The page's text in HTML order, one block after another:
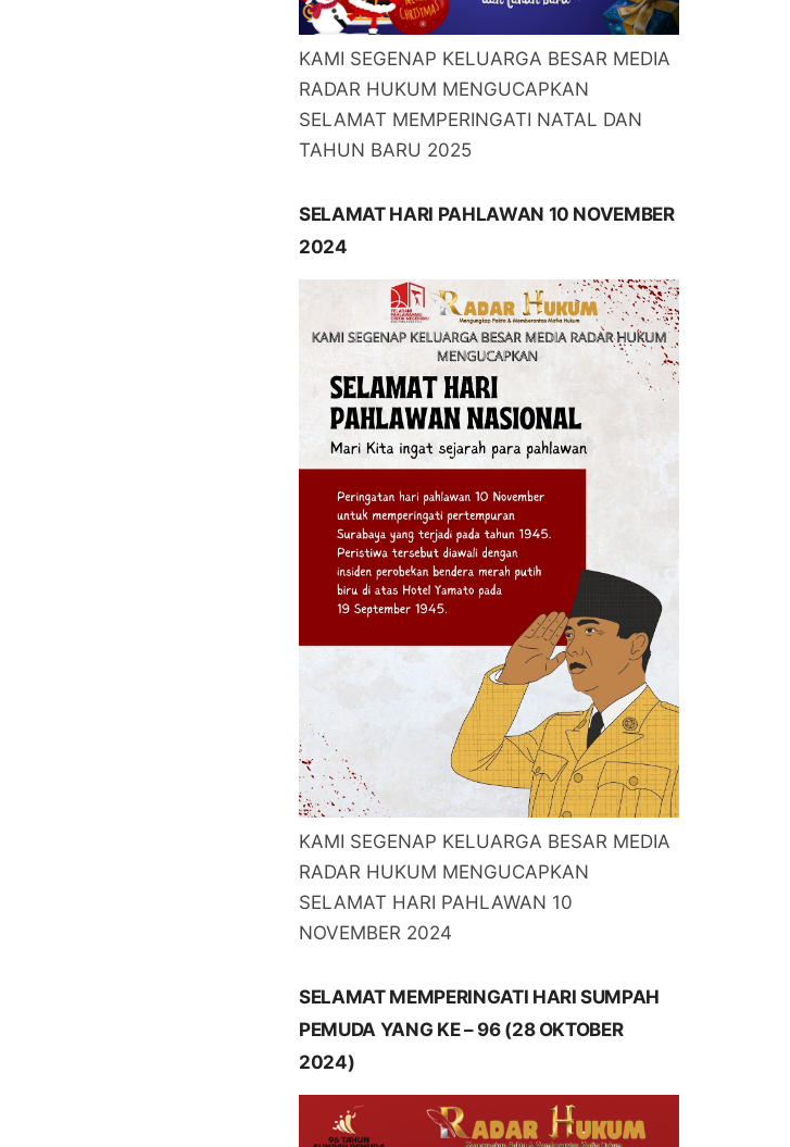
KAMI SEGENAP KELUARGA BESAR MEDIA
RADAR HUKUM MENGUCAPKAN
SELAMAT MEMPERINGATI NATAL DAN
TAHUN BARU 2025
SELAMAT HARI PAHLAWAN 10 NOVEMBER
2024
KAMI SEGENAP KELUARGA BESAR MEDIA
RADAR HUKUM MENGUCAPKAN
SELAMAT HARI PAHLAWAN 10
NOVEMBER 2024
SELAMAT MEMPERINGATI HARI SUMPAH
PEMUDA YANG KE – 96 (28 OKTOBER
2024)